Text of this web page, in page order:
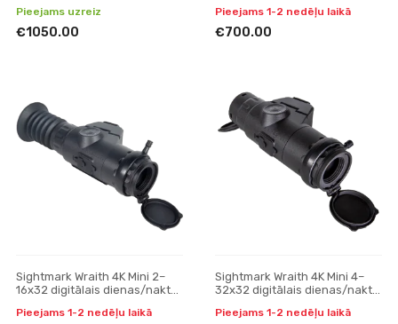
Pieejams uzreiz
€1050.00
Pieejams 1-2 nedēļu laikā
€700.00
Sightmark Wraith 4K Mini 2–
16x32 digitālais dienas/nakts
stiprinājumu
Pieejams 1-2 nedēļu laikā
Sightmark Wraith 4K Mini 4–
32x32 digitālais dienas/nakts
stiprinājumu
Pieejams 1-2 nedēļu laikā